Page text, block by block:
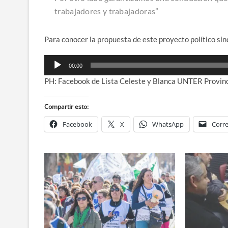
trabajadores y trabajadoras”
Para conocer la propuesta de este proyecto político
Reproductor
audio
00:00
PH: Facebook de Lista Celeste y Blanca UNTER
Compartir esto:
Facebook X WhatsApp